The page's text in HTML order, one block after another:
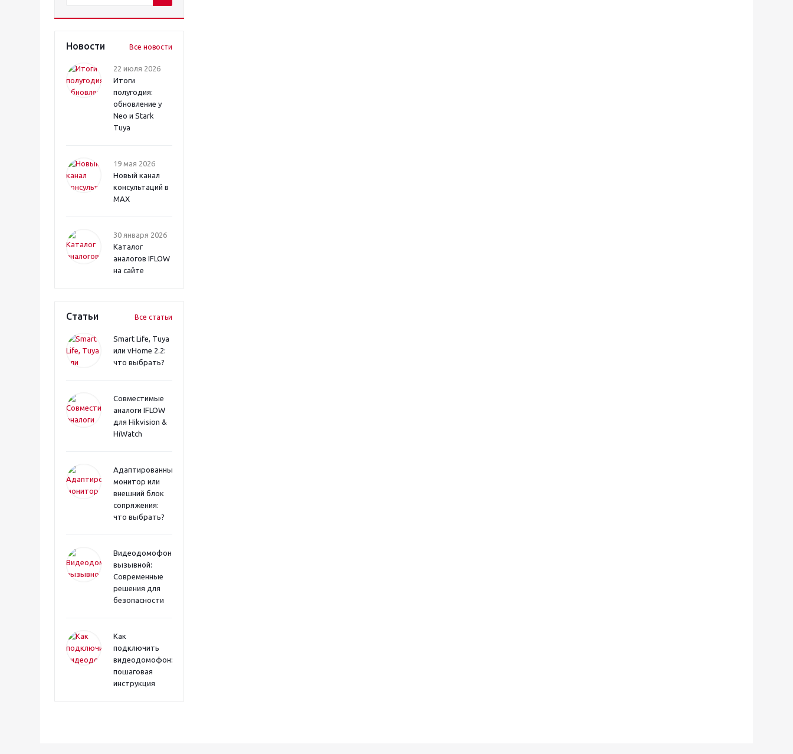
Новости Все новости
22 июля 2026
Итоги
полугодия:
обновление у
Neo и Stark
Tuya
19 мая 2026
Новый канал
консультаций в
MAX
30 января 2026
Каталог
аналогов IFLOW
на сайте
Статьи Все статьи
Smart Life, Tuya
или vHome 2.2:
что выбрать?
Совместимые
аналоги IFLOW
для Hikvision &
HiWatch
Адаптированный
монитор или
внешний блок
сопряжения:
что выбрать?
Видеодомофона
вызывной:
Современные
решения для
безопасности
Как
подключить
видеодомофон:
пошаговая
инструкция